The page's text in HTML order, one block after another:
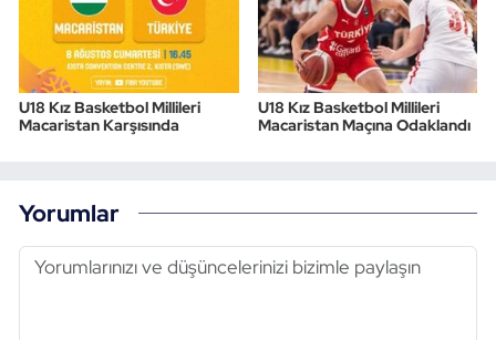
U18 Kız Basketbol Millileri
Macaristan Karşısında
U18 Kız Basketbol Millileri
Macaristan Maçına Odaklandı
Yorumlar